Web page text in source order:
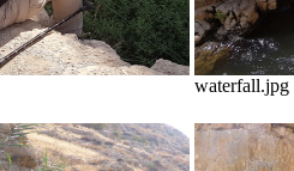
waterfall.jpg